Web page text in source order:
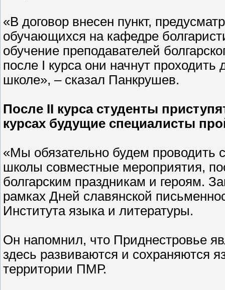
«В договор внесен пункт,
обучающихся на кафедре
обучение преподавателей
после I курса они начнут проходить
школе», – сказал Панкрушев.
После II курса студенты
курсах будущие специалисты
«Мы обязательно будем проводить
школы совместные мероприятия,
болгарским праздникам и героям.
рамках Дней славянской
Института языка и литературы.
Он напомнил, что Приднестровье
здесь развиваются и сохраняются
территории ПМР.